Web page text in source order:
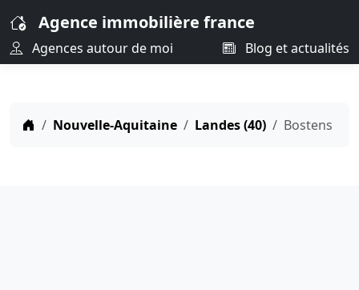
Agence immobilière france
Agences autour de moi Blog et actualités
Nouvelle-Aquitaine Landes (40) Bostens